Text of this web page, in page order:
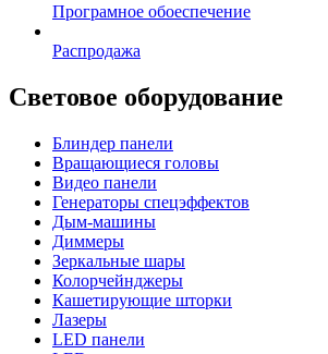
Програмное обоеспечение
Распродажа
Световое оборудование
Блиндер панели
Вращающиеся головы
Видео панели
Генераторы спецэффектов
Дым-машины
Диммеры
Зеркальные шары
Колорчейнджеры
Кашетирующие шторки
Лазеры
LED панели